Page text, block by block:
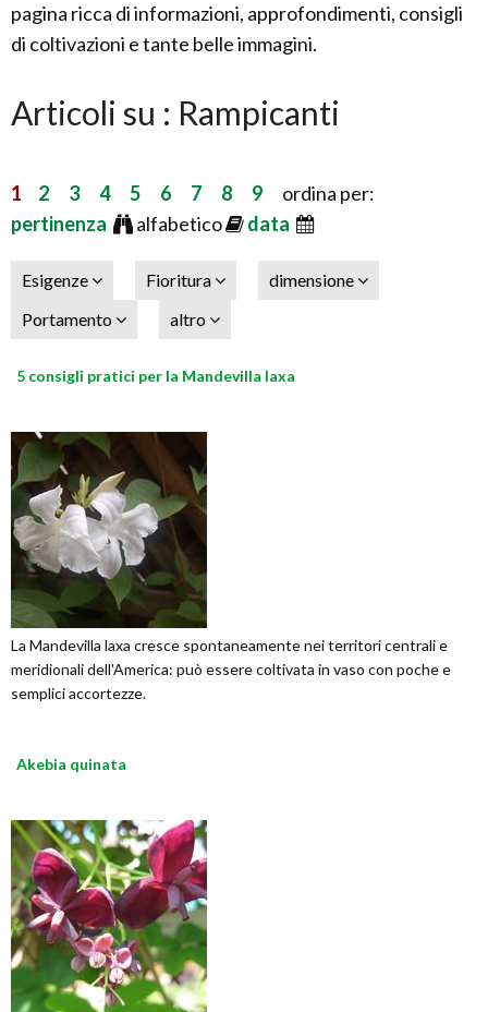
pagina ricca di informazioni, approfondimenti, consigli
di coltivazioni e tante belle immagini.
Articoli su : Rampicanti
1 2 3 4 5 6 7 8 9 ordina per:
pertinenza
alfabetico data
Esigenze Fioritura
dimensione
Portamento
altro
5 consigli pratici per la Mandevilla laxa
La Mandevilla laxa cresce spontaneamente nei territori centrali e
meridionali dell'America: può essere coltivata in vaso con poche e
semplici accortezze.
Akebia quinata